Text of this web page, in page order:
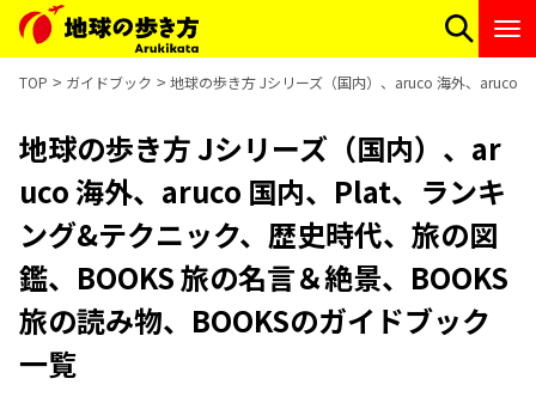
TOP ガイドブック 地球の歩き方 Jシリーズ（国内）、aruco 海外、aruco
地球の歩き方 Jシリーズ（国内）、ar
uco 海外、aruco 国内、Plat、ランキ
ング&テクニック、歴史時代、旅の図
鑑、BOOKS 旅の名言＆絶景、BOOKS
旅の読み物、BOOKSのガイドブック
一覧